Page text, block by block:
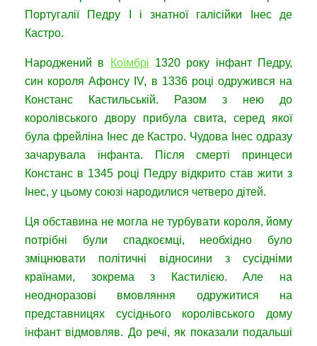
Португалії Педру I і знатної галісійки Інес де
Кастро.
Народжений в Коїмбрі 1320 року інфант Педру,
син короля Афонсу IV, в 1336 році одружився на
Констанс Кастильській. Разом з нею до
королівського двору прибула свита, серед якої
була фрейліна Інес де Кастро. Чудова Інес одразу
зачарувала інфанта. Після смерті принцеси
Констанс в 1345 році Педру відкрито став жити з
Інес, у цьому союзі народилися четверо дітей.
Ця обставина не могла не турбувати короля, йому
потрібні були спадкоємці, необхідно було
зміцнювати політичні відносини з сусідніми
країнами, зокрема з Кастилією. Але на
неодноразові вмовляння одружитися на
представницях сусіднього королівського дому
інфант відмовляв. До речі, як показали подальші